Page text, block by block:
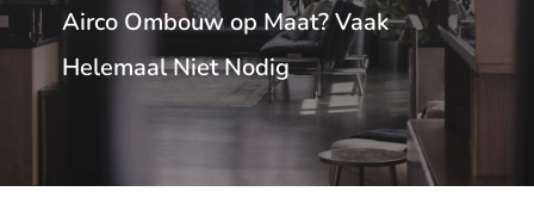
Airco Ombouw op Maat? Vaak
Helemaal Niet Nodig